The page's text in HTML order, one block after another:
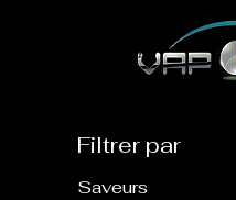
Filtrer par
Saveurs